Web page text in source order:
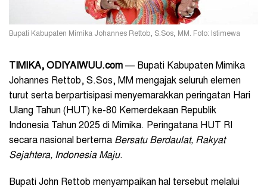
Bupati Kabupaten Mimika Johannes Rettob, S.Sos, MM. Foto: Istimewa
TIMIKA, ODIYAIWUU.com — Bupati Kabupaten Mimika
Johannes Rettob, S.Sos, MM mengajak seluruh elemen
turut serta berpartisipasi menyemarakkan peringatan Hari
Ulang Tahun (HUT) ke-80 Kemerdekaan Republik
Indonesia Tahun 2025 di Mimika. Peringatana HUT RI
secara nasional bertema Bersatu Berdaulat, Rakyat
Sejahtera, Indonesia Maju.
Bupati John Rettob menyampaikan hal tersebut melalui